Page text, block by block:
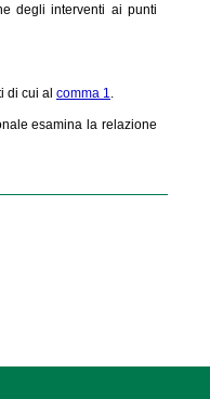
degli interventi ai punti
di cui al comma 1.
esamina la relazione